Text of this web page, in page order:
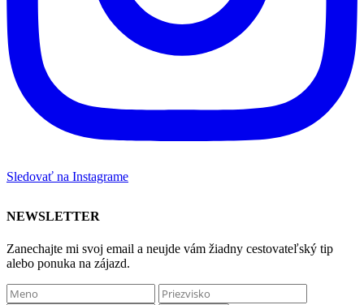
Sledovať na Instagrame
NEWSLETTER
Zanechajte mi svoj email a neujde vám žiadny cestovateľský tip
alebo ponuka na zájazd.